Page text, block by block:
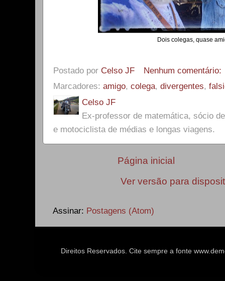
Dois colegas, quase
Postado por Celso JF
Nenhum comentário:
Marcadores: amigo, colega, divergentes,
Celso JF
Ex-professor de matemática, sócio
e motociclista de médias e longas viagens.
Página inicial
Ver versão para
Assinar: Postagens (Atom)
Direitos Reservados. Cite sempre a fonte